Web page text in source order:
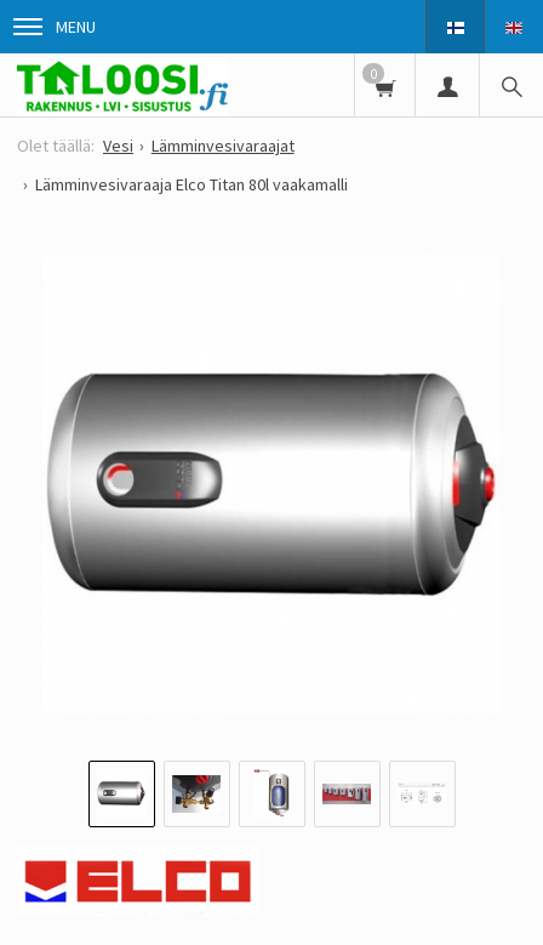
MENU
0
Vesi
Lämminvesivaraajat
Lämminvesivaraaja Elco Titan 80l vaakamalli